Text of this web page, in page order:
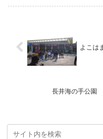
よこは
長井海の手公園